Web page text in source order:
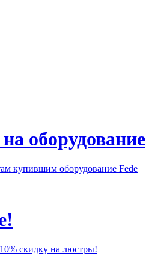
оборудование
купившим оборудование Fede
скидку на люстры!